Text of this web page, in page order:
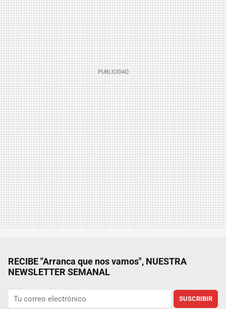
RECIBE "Arranca que nos vamos", NUESTRA
NEWSLETTER SEMANAL
SUSCRIBIR